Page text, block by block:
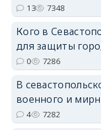
13 7348
Кого в
для защиты
0 7286
В
военного и
4 7282